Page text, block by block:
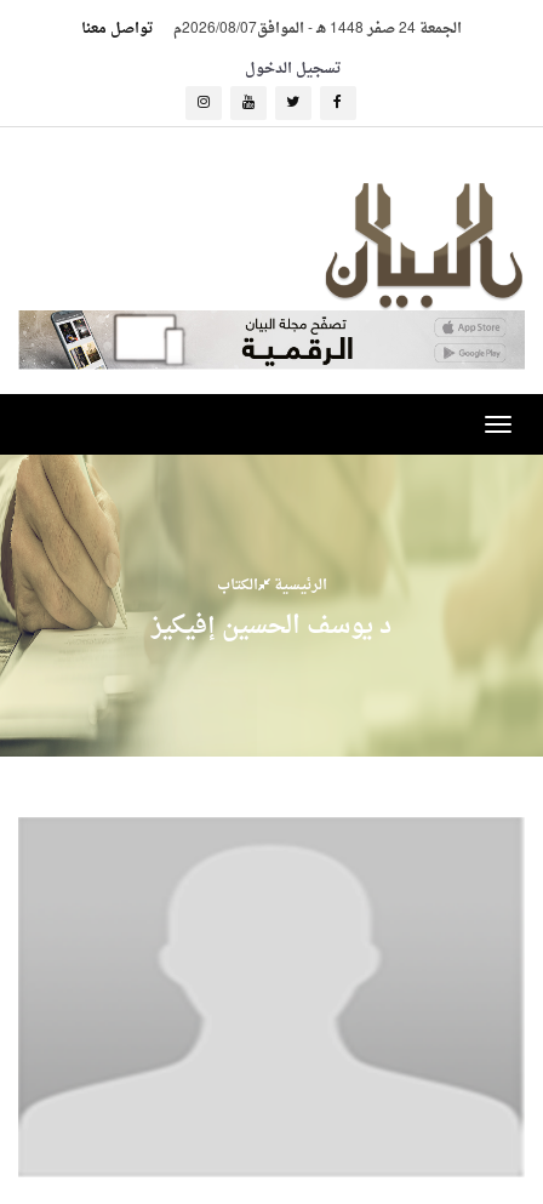
الجمعة 24 صفر 1448 هـ -الموافق2026/08/07م
تواصل معنا
تسجيل الدخول
Toggle
navigation
الرئيسية الكتاب
د يوسف الحسين إفيكيز